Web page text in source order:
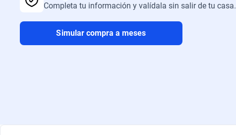
Completa tu información y valídala sin salir de tu casa.
Simular compra a meses